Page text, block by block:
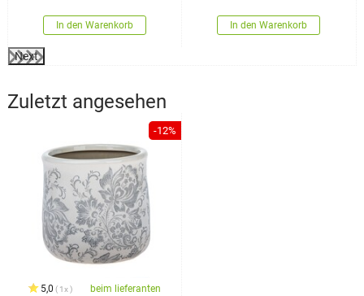
In den Warenkorb In den Warenkorb
Next
Zuletzt angesehen
-12%
5,0 1x beim lieferanten